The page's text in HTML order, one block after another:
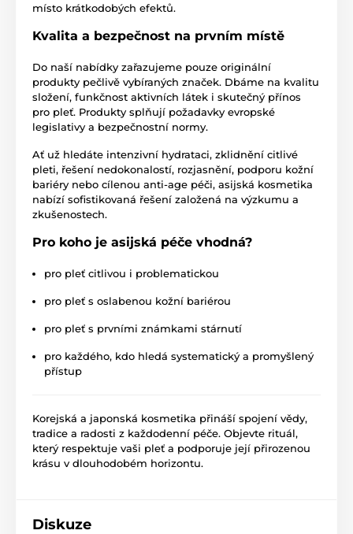
místo krátkodobých efektů.
Kvalita a bezpečnost na prvním místě
Do naší nabídky zařazujeme pouze originální
produkty pečlivě vybíraných značek. Dbáme na kvalitu
složení, funkčnost aktivních látek i skutečný přínos
pro pleť. Produkty splňují požadavky evropské
legislativy a bezpečnostní normy.
Ať už hledáte intenzivní hydrataci, zklidnění citlivé
pleti, řešení nedokonalostí, rozjasnění, podporu kožní
bariéry nebo cílenou anti-age péči, asijská kosmetika
nabízí sofistikovaná řešení založená na výzkumu a
zkušenostech.
Pro koho je asijská péče vhodná?
pro pleť citlivou i problematickou
pro pleť s oslabenou kožní bariérou
pro pleť s prvními známkami stárnutí
pro každého, kdo hledá systematický a promyšlený
přístup
Korejská a japonská kosmetika přináší spojení vědy,
tradice a radosti z každodenní péče. Objevte rituál,
který respektuje vaši pleť a podporuje její přirozenou
krásu v dlouhodobém horizontu.
Diskuze